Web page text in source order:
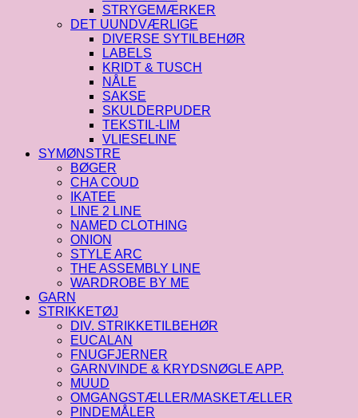
STRYGEMÆRKER
DET UUNDVÆRLIGE
DIVERSE SYTILBEHØR
LABELS
KRIDT & TUSCH
NÅLE
SAKSE
SKULDERPUDER
TEKSTIL-LIM
VLIESELINE
SYMØNSTRE
BØGER
CHA COUD
IKATEE
LINE 2 LINE
NAMED CLOTHING
ONION
STYLE ARC
THE ASSEMBLY LINE
WARDROBE BY ME
GARN
STRIKKETØJ
DIV. STRIKKETILBEHØR
EUCALAN
FNUGFJERNER
GARNVINDE & KRYDSNØGLE APP.
MUUD
OMGANGSTÆLLER/MASKETÆLLER
PINDEMÅLER